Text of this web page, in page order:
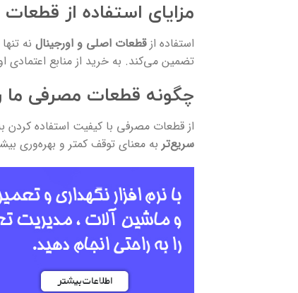
مزایای استفاده از
استفاده ازقطعات اصلی و اورجینال نه
تضمین می‌کند. به خرید از منابع اعتمادی
چگونه قطعات مصرفی ما
از قطعات مصرفی با کیفیت استفاده
سریع‌تر به معنای توقف کمتر و بهره‌وری